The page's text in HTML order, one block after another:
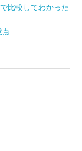
比較してわかった
点